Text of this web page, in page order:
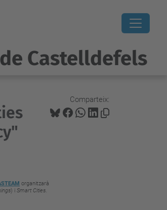
Castelldefels
Comparteix:
organitzarà
) i Smart Cities.